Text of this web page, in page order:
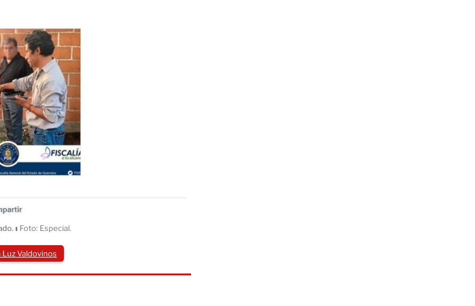
ı Foto: Especial.
Luz Valdovinos